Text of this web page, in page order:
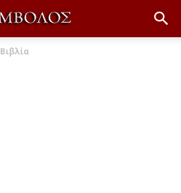
Βιβλία